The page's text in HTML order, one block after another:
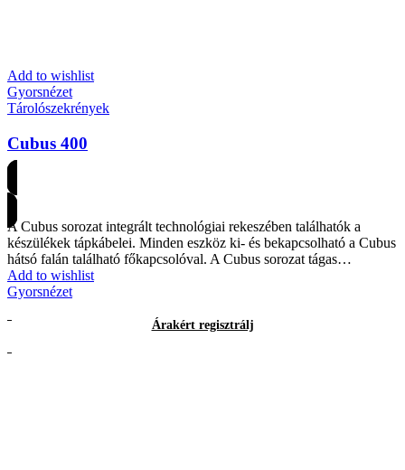
Add to wishlist
Gyorsnézet
Tárolószekrények
Cubus 400
A Cubus sorozat integrált technológiai rekeszében találhatók a
készülékek tápkábelei. Minden eszköz ki- és bekapcsolható a Cubus
hátsó falán található főkapcsolóval. A Cubus sorozat tágas…
Add to wishlist
Gyorsnézet
Árakért regisztrálj